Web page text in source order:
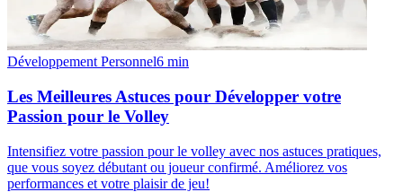
Développement Personnel6 min
Les Meilleures Astuces pour Développer votre
Passion pour le Volley
Intensifiez votre passion pour le volley avec nos astuces pratiques,
que vous soyez débutant ou joueur confirmé. Améliorez vos
performances et votre plaisir de jeu!